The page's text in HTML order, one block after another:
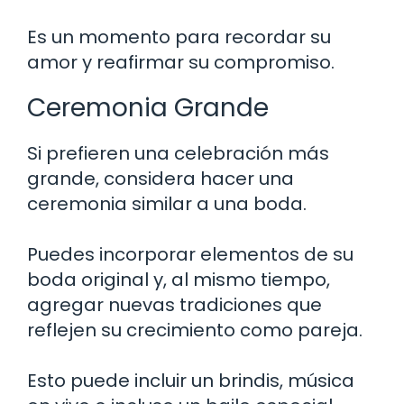
Es un momento para recordar su
amor y reafirmar su compromiso.
Ceremonia Grande
Si prefieren una celebración más
grande, considera hacer una
ceremonia similar a una boda.
Puedes incorporar elementos de su
boda original y, al mismo tiempo,
agregar nuevas tradiciones que
reflejen su crecimiento como pareja.
Esto puede incluir un brindis, música